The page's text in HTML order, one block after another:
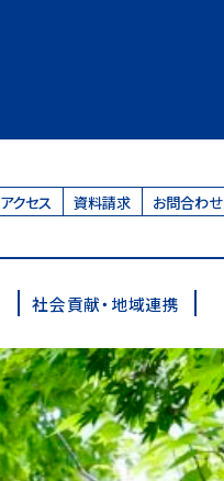
アクセス 資料請求 お問合わせ
社会貢献・地域連携